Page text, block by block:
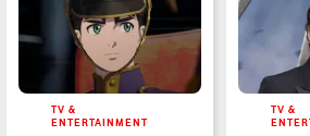
TV &
ENTERTAINMENT
TV &